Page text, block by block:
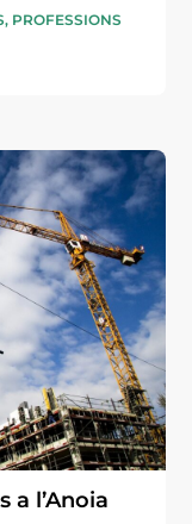
, PROFESSIONS
a l’Anoia